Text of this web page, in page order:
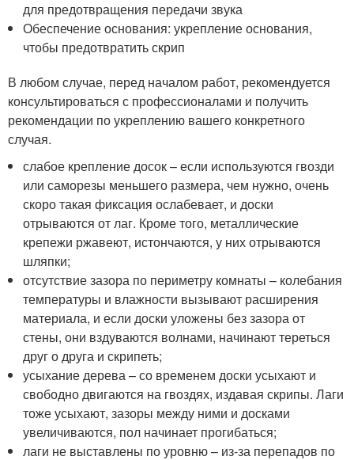
для предотвращения передачи звука
Обеспечение основания: укрепление основания,
чтобы предотвратить скрип
В любом случае, перед началом работ, рекомендуется
консультироваться с профессионалами и получить
рекомендации по укреплению вашего конкретного
случая.
слабое крепление досок – если используются гвозди
или саморезы меньшего размера, чем нужно, очень
скоро такая фиксация ослабевает, и доски
отрываются от лаг. Кроме того, металлические
крепежи ржавеют, истончаются, у них отрываются
шляпки;
отсутствие зазора по периметру комнаты – колебания
температуры и влажности вызывают расширения
материала, и если доски уложены без зазора от
стены, они вздуваются волнами, начинают тереться
друг о друга и скрипеть;
усыхание дерева – со временем доски усыхают и
свободно двигаются на гвоздях, издавая скрипы. Лаги
тоже усыхают, зазоры между ними и досками
увеличиваются, пол начинает прогибаться;
лаги не выставлены по уровню – из-за перепадов по